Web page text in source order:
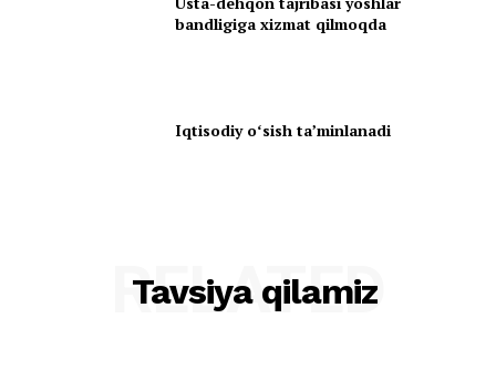
bandligiga xizmat qilmoqda
Iqtisodiy oʻsish taʼminlanadi
Tavsiya qilamiz
RELATED